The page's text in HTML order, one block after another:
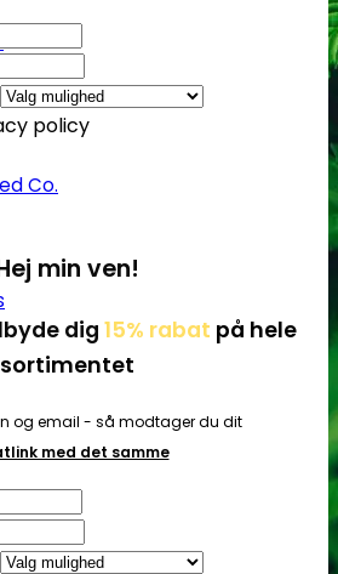
Co.
policy
min ven!
dig 15% rabat på hele
sortimentet
og email - så modtager du dit
med det samme